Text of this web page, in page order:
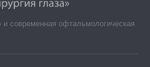
современная офтальмологическая